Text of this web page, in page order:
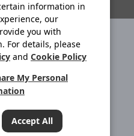
ニュースリリース
システムメンテナンス
information in
our
you with
For details, please
and Cookie Policy
My Personal
Accept All